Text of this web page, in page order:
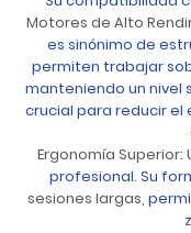
Motores de Alto
es sinónimo de
permiten trabajar
manteniendo un nivel
crucial para reducir el
Ergonomía Superior:
profesional. Su
sesiones largas,